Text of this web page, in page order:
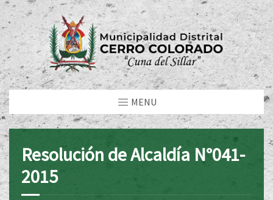
MENU
Resolución de Alcaldía N°041-
2015